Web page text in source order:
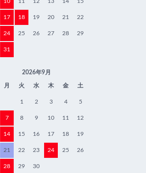
17 18 19 20 21 22
24 25 26 27 28 29
31
2026年9月
月 火 水 木 金 土
1 2 3 4 5
7 8 9 10 11 12
14 15 16 17 18 19
21 22 23 24 25 26
28 29 30